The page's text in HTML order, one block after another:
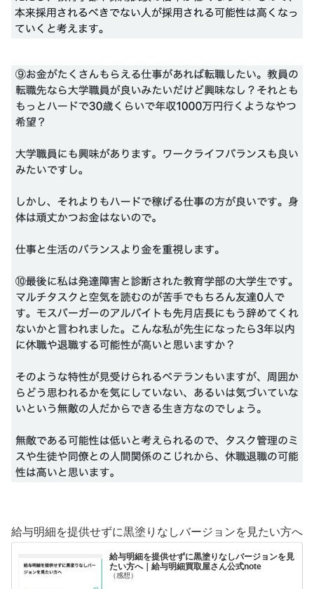
給与明細を提供せずに黒塗りなしバージョンを見たい方へ
給与明細を提供せずに黒塗りなしバージョンを見
たい方へ｜給与明細買取屋さん公式note
（感想）